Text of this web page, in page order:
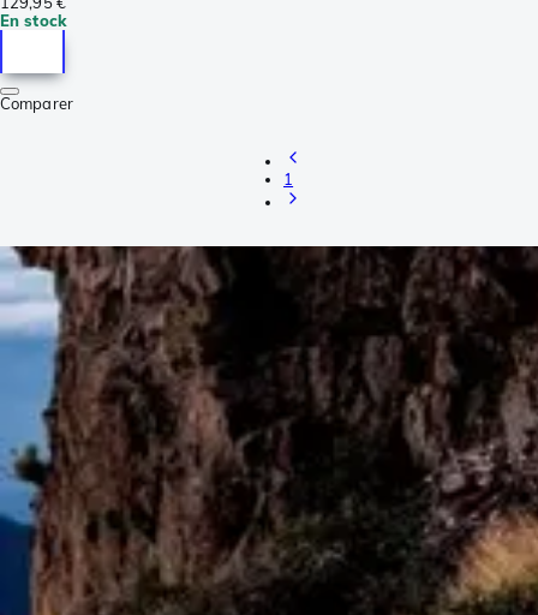
En stock
Comparer
1